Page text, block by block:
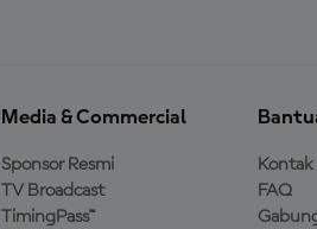
Media & Commercial
Sponsor Resmi
TV Broadcast
TimingPass™
Kontak
FAQ